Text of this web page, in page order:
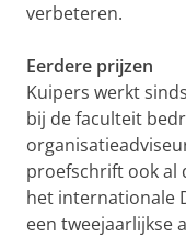
verbeteren.
Eerdere prijzen
Kuipers werkt
bij de faculteit
proefschrift ook al
het internationale
een tweejaarlijkse